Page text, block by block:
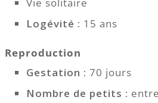
Logévité : 15 ans
Reproduction
Gestation : 70 jours
Nombre de petits :